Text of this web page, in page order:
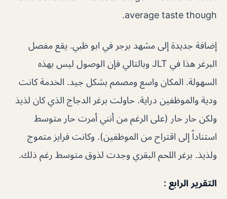
average taste though.
إضافة جديدة إلى مشهد برجر في ابو ظبي. يقع مفصل
البرغر هذا في JLT وبالتالي فإن الوصول ليس بهذه
السهولة. المكان واسع ومصمم بشكل جيد. الخدمة كانت
ودية والموظفين دراية. حاولت برغر الدجاج الذي كان لذيذ
ولكن حار حار (على الرغم من أنني أمرت حار متوسط ​​
استناداً إلى اقتراح من الموظفين). وكانت فرايز متموج
ولذيذ. برغر اللحم البقري وجدت لذوق متوسط ​​رغم ذلك.
التقرير الرابع :